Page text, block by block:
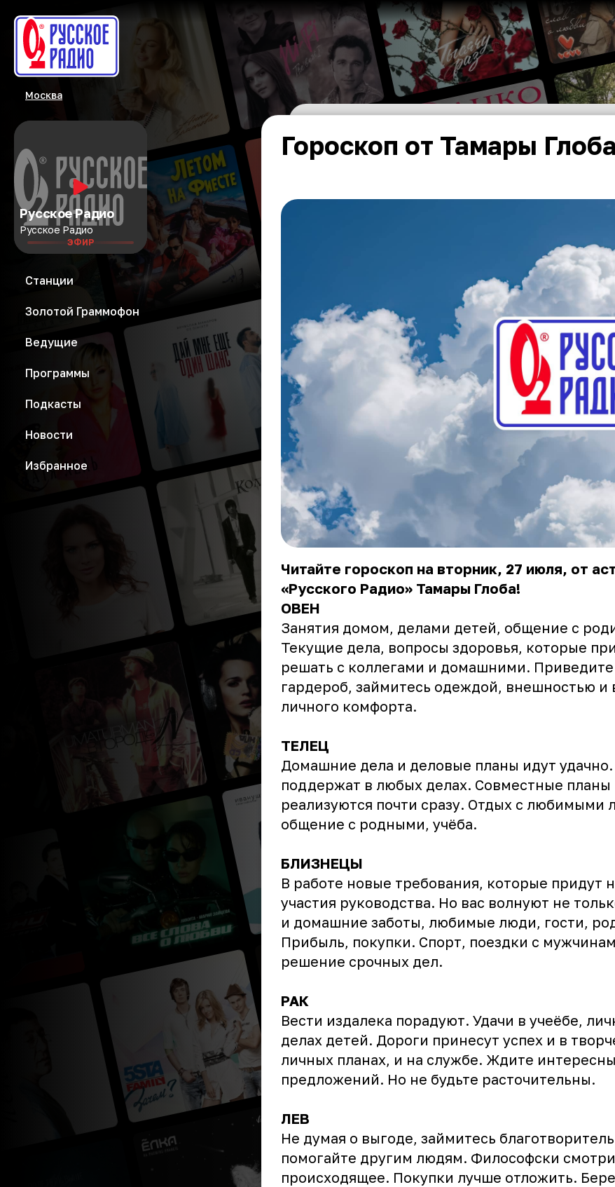
Москва
Русское Радио
Русское Радио
ЭФИР
Станции
Золотой Граммофон
Ведущие
Программы
Подкасты
Новости
Избранное
Гороскоп от Тамары
Читайте гороскоп на вторник, 27 июля, от
«Русского Радио» Тамары Глоба!
ОВЕН
Занятия домом, делами детей, общение с
Текущие дела, вопросы здоровья, которые
решать с коллегами и домашними. Приведите
гардероб, займитесь одеждой, внешностью и
личного комфорта.
ТЕЛЕЦ
Домашние дела и деловые планы идут удачно.
поддержат в любых делах. Совместные планы
реализуются почти сразу. Отдых с любимыми
общение с родными, учёба.
БЛИЗНЕЦЫ
В работе новые требования, которые придут
участия руководства. Но вас волнуют не
и домашние заботы, любимые люди, гости,
Прибыль, покупки. Спорт, поездки с
решение срочных дел.
РАК
Вести издалека порадуют. Удачи в учеёбе,
делах детей. Дороги принесут успех и в
личных планах, и на службе. Ждите
предложений. Но не будьте расточительны.
ЛЕВ
Не думая о выгоде, займитесь
помогайте другим людям. Философски
происходящее. Покупки лучше отложить.